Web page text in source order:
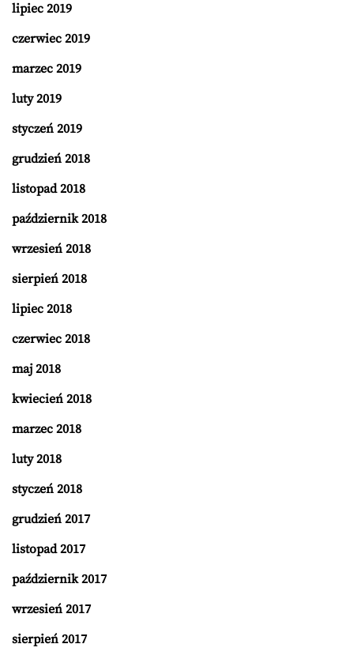
lipiec 2019
czerwiec 2019
marzec 2019
luty 2019
styczeń 2019
grudzień 2018
listopad 2018
październik 2018
wrzesień 2018
sierpień 2018
lipiec 2018
czerwiec 2018
maj 2018
kwiecień 2018
marzec 2018
luty 2018
styczeń 2018
grudzień 2017
listopad 2017
październik 2017
wrzesień 2017
sierpień 2017